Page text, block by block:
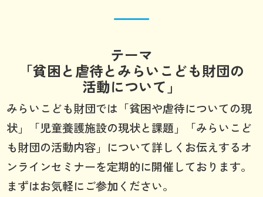
テーマ
「貧困と虐待とみらいこども財団の
活動について」
みらいこども財団では「貧困や虐待についての現
状」「児童養護施設の現状と課題」「みらいこど
も財団の活動内容」について詳しくお伝えするオ
ンラインセミナーを定期的に開催しております。
まずはお気軽にご参加ください。